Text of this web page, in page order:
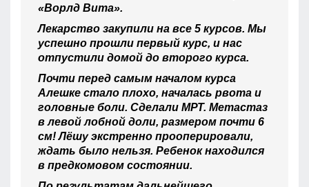
«Ворлд Вита».
Лекарство закупили на все 5 курсов. Мы
успешно прошли первый курс, и нас
отпустили домой до второго курса.
Почти перед самым началом курса
Алешке стало плохо, началась рвота и
головные боли. Сделали МРТ. Метастаз
в левой лобной доли, размером почти 6
см! Лёшу экстренно прооперировали,
ждать было нельзя. Ребенок находился
в предкомовом состоянии.